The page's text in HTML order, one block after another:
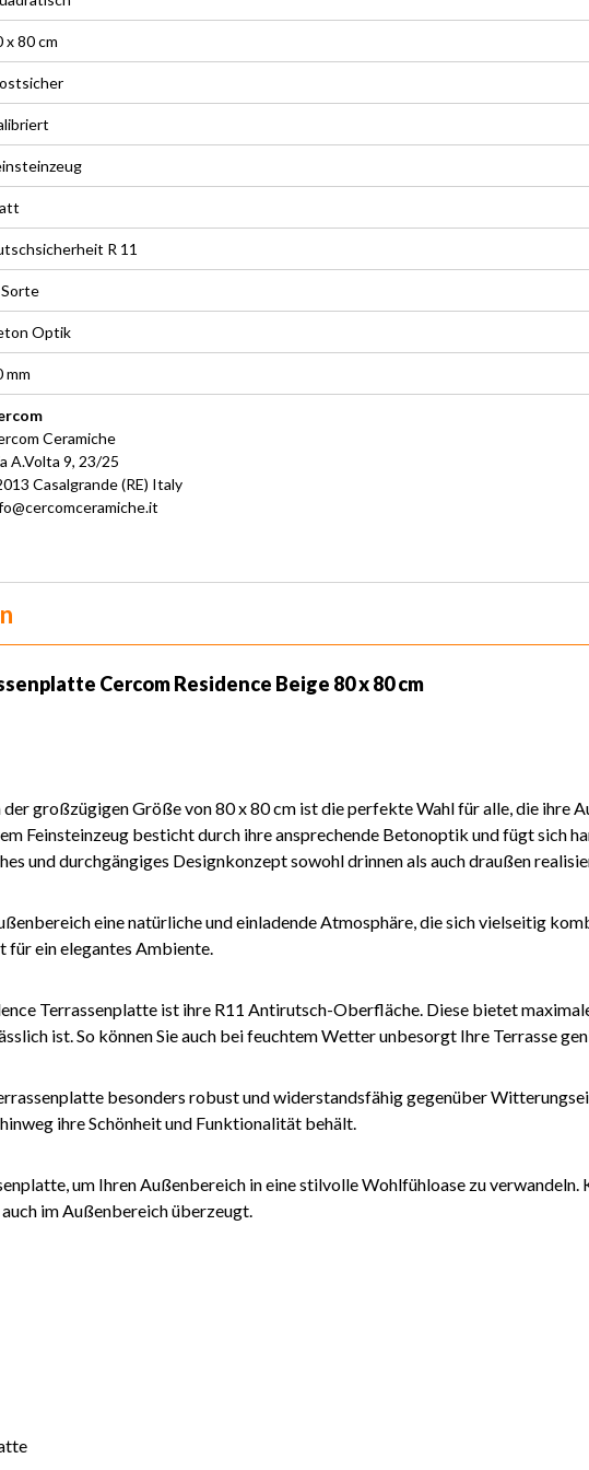
x 80 cm
R 11
Sorte
Optik
mm
Ceramiche
A.Volta 9, 23/25
Casalgrande (RE) Italy
Cercom Residence Beige 80 x 80 cm
großzügigen Größe von 80 x 80 cm ist die perfekte Wahl für alle, die ihre
Feinsteinzeug besticht durch ihre ansprechende Betonoptik und fügt sich
und durchgängiges Designkonzept sowohl drinnen als auch draußen
eine natürliche und einladende Atmosphäre, die sich vielseitig
ein elegantes Ambiente.
Terrassenplatte ist ihre R11 Antirutsch-Oberfläche. Diese bietet
ist. So können Sie auch bei feuchtem Wetter unbesorgt Ihre Terrasse
besonders robust und widerstandsfähig gegenüber
ihre Schönheit und Funktionalität behält.
um Ihren Außenbereich in eine stilvolle Wohlfühloase zu
im Außenbereich überzeugt.